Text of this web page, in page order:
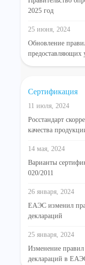
2025 год
25 июня, 2024
Обновление
предоставляющих
Сертификация
11 июля, 2024
Росстандарт
качества
14 мая, 2024
Варианты
020/2011
26 января, 2024
ЕАЭС изменил
деклараций
25 января, 2024
Изменение правил
деклараций в